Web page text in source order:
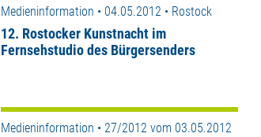
Medieninformation • 04.05.2012 • Rostock
12. Rostocker Kunstnacht im
Fernsehstudio des Bürgersenders
Medieninformation • 27/2012 vom 03.05.2012